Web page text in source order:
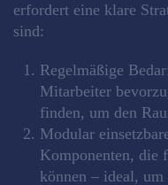
erfordert eine klare
sind:
Regelmäßige
Mitarbeiter
finden, um den
Modular
Komponenten, die
können – ideal,